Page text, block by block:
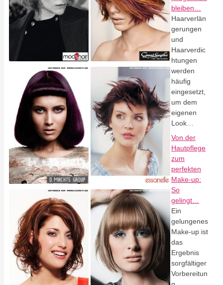
bleiben…
Haarverlän
gerungen
und
Haarverdic
htungen
werden
häufig
eingesetzt,
um dem
eigenen
Look…
Von der
Hautpflege
zum
perfekten
Make-up:
So
gelingt…
Ein
gelungenes
Make-up ist
das
Ergebnis
sorgfältiger
Vorbereitun